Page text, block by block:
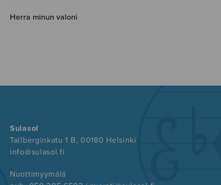
Herra minun valoni
Sulasol
Tallberginkatu 1 B, 00180 Helsinki
info@sulasol.fi
Nuottimyymälä